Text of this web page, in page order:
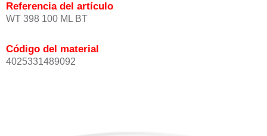
Referencia del artículo
WT 398 100 ML BT
Código del material
4025331489092